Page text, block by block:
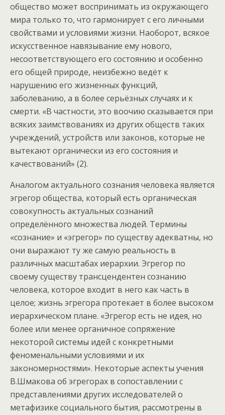
общество может воспринимать из окружающего
мира только то, что гармонирует с его личными
свойствами и условиями жизни. Наоборот, всякое
искусственное навязывание ему нового,
несоответствующего его состоянию и особенно
его общей природе, неизбежно ведёт к
нарушению его жизненных функций,
заболеванию, а в более серьёзных случаях и к
смерти. «В частности, это воочию сказывается при
всяких заимствованиях из других обществ таких
учреждений, устройств или законов, которые не
вытекают органически из его состояния и
качествований» (2).
Аналогом актуального сознания человека является
эгрегор общества, который есть органическая
совокупность актуальных сознаний
определённого множества людей. Термины
«сознание» и «эгрегор» по существу адекватны, но
они выражают ту же самую реальность в
различных масштабах иерархии. Эгрегор по
своему существу трансцендентен сознанию
человека, которое входит в него как часть в
целое; жизнь эгрегора протекает в более высоком
иерархическом плане. «Эгрегор есть не идея, но
более или менее органичное сопряжение
некоторой системы идей с конкретными
феноменальными условиями и их
закономерностями». Некоторые аспекты учения
В.Шмакова об эгрегорах в сопоставлении с
представлениями других исследователей о
метафизике социального бытия, рассмотрены в